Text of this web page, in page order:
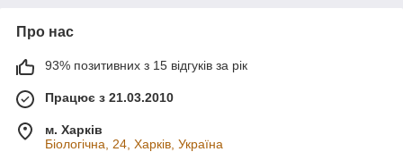
Про нас
93% позитивних з 15 відгуків за рік
Працює з 21.03.2010
м. Харків
Біологічна, 24, Харків, Україна